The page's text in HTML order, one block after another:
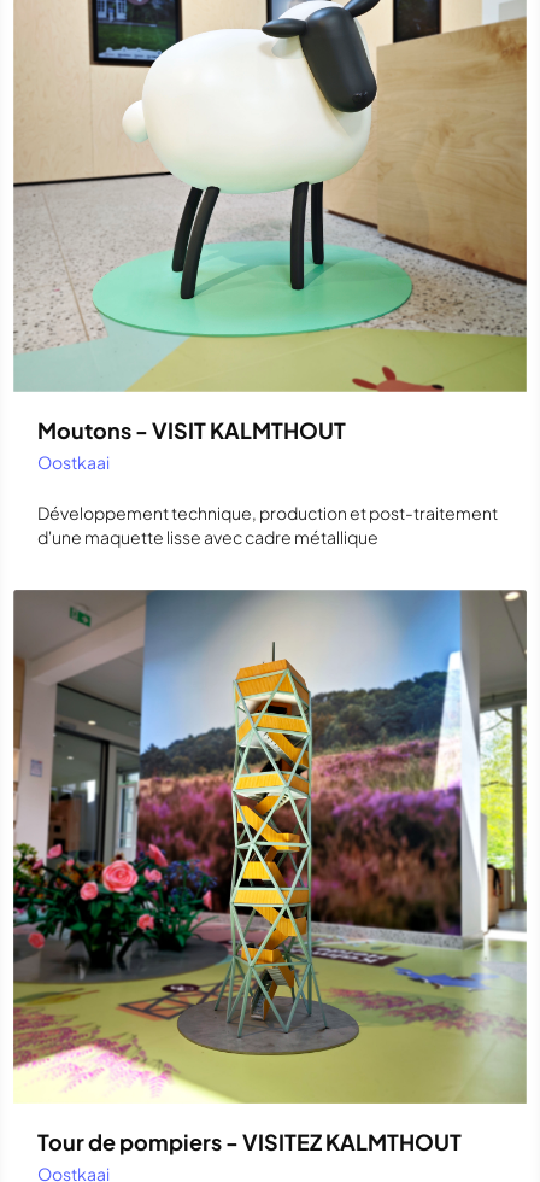
Moutons - VISIT KALMTHOUT
Oostkaai
Développement technique, production et post-traitement
d'une maquette lisse avec cadre métallique
Tour de pompiers - VISITEZ KALMTHOUT
Oostkaai